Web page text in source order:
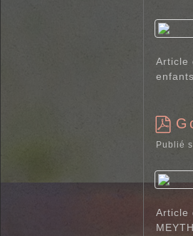
f
Article
p
f
Publié
Article